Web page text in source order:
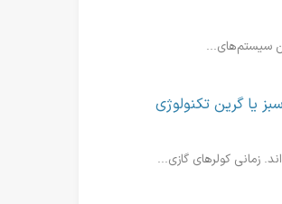
سیستم‌های...
یا گرین تکنولوژی
زمانی کولرهای گازی...